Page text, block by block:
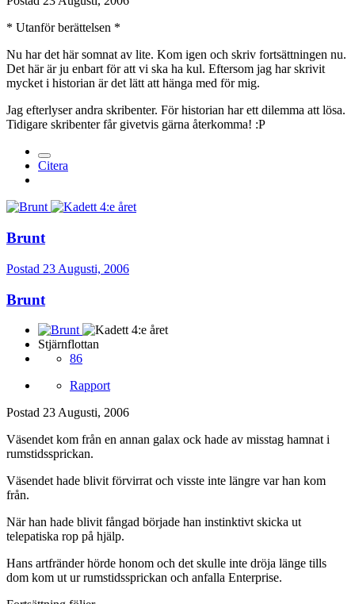
* Utanför berättelsen *
Nu har det här somnat av lite. Kom igen och skriv fortsättningen nu.
Det här är ju enbart för att vi ska ha kul. Eftersom jag har skrivit
mycket i historian är det lätt att hänga med för mig.
Jag efterlyser andra skribenter. För historian har ett dilemma att lösa.
Tidigare skribenter får givetvis gärna återkomma! :P
Citera
Brunt
Postad 23 Augusti, 2006
Brunt
Stjärnflottan
86
Rapport
Postad 23 Augusti, 2006
Väsendet kom från en annan galax ock hade av misstag hamnat i
rumstidssprickan.
Väsendet hade blivit förvirrat och visste inte längre var han kom
från.
När han hade blivit fångad började han instinktivt skicka ut
telepatiska rop på hjälp.
Hans artfränder hörde honom och det skulle inte dröja länge tills
dom kom ut ur rumstidssprickan och anfalla Enterprise.